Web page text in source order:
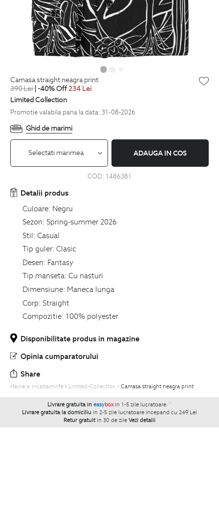
camasa straight neagra print
390Lei | -40% Off234 Lei
Limited Collection
Promotie valabila pana la data: 31-08-2026
Ghid de marimi
Selectati marimea ADAUGA IN COS
COD: 1486381
Detalii produs
Culoare: Negru
Sezon: Spring-summer 2026
Stil: Casual
Tip guler: Clasic
Desen: Fantasy
Tip manseta: Cu nasturi
Dimensiune: Maneca lunga
Corp: Straight
Compozitie: 100% polyester
Disponibilitate produs in magazine
Opinia cumparatorului
Share
Haine si Incaltaminte Limited-Collection Camasa straight neagra print
Livrare gratuita in easybox in 1-5 zile lucratoare. `
Livrare gratuita la domiciliu in 2-5 zile lucratoare incepand cu 249 Lei
Retur gratuit in 30 de zile Vezi detalii